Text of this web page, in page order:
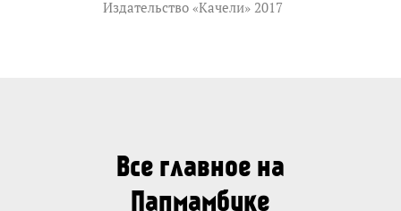
Издательство «Качели» 2017
Все главное на
Папмамбуке